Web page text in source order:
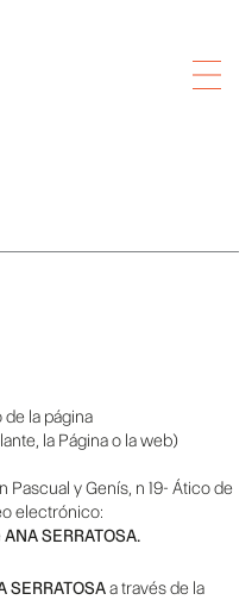
la página
la Página o la web)
y Genís, n 19- Ático de
electrónico:
ANA SERRATOSA.
SERRATOSAa través de la